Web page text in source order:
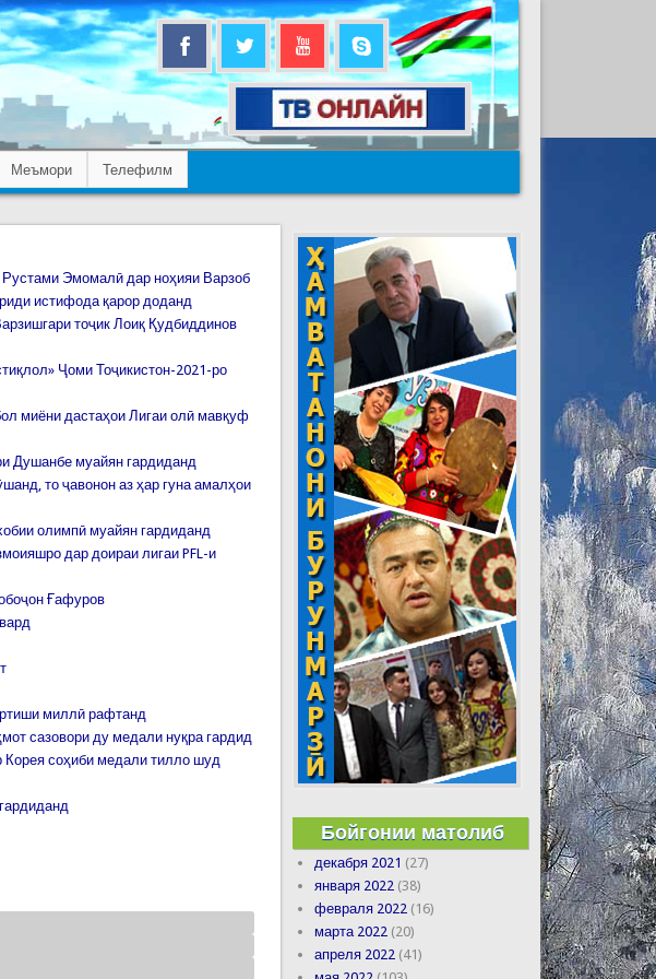
Меъмори Телефилм
Эмомалӣ дар ноҳияи Варзоб
истифода қарор доданд
тоҷик Лоиқ Қудбиддинов
Ҷоми Тоҷикистон-2021-ро
миёни дастаҳои Лигаи олӣ мавқуф
Душанбе муайян гардиданд
то ҷавонон аз ҳар гуна амалҳои
олимпӣ муайян гардиданд
дар доираи лигаи PFL-и
Ғафуров
миллӣ рафтанд
сазовори ду медали нуқра гардид
Корея соҳиби медали тилло шуд
Бойгонии матолиб
декабря 2021 (27)
января 2022 (38)
февраля 2022 (16)
марта 2022 (20)
апреля 2022 (41)